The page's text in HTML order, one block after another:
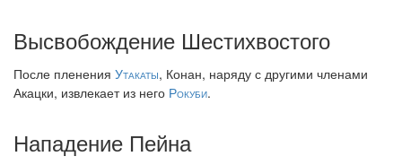
Высвобождение Шестихвостого
После пленения Утакаты, Конан, наряду с другими членами
Акацки, извлекает из него Рокуби.
Нападение Пейна